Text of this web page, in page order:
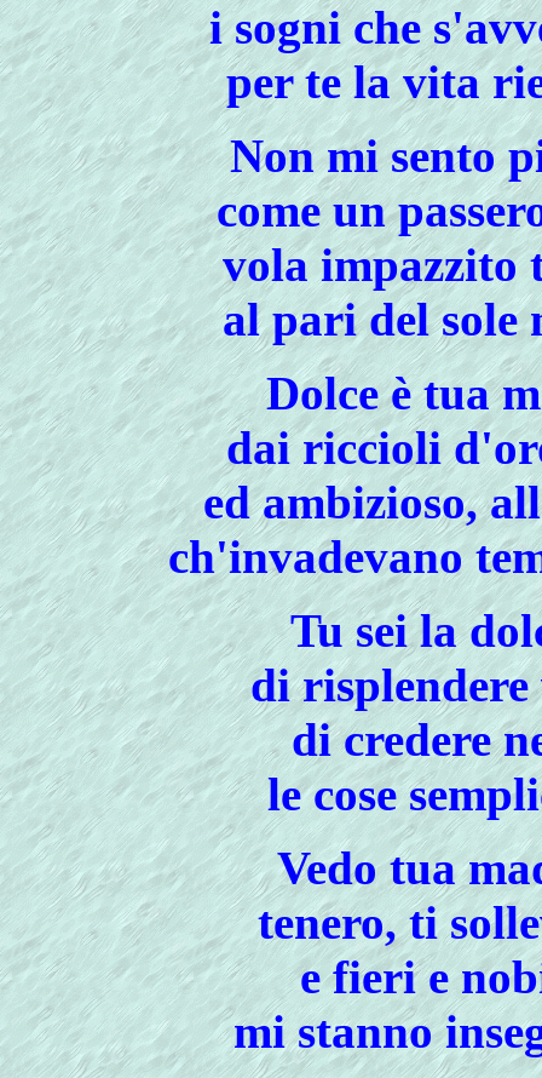
i sogni che
per te la vita
Non mi sento
come un
vola impazzito
al pari del sole
Dolce è tua
dai riccioli
ed ambizioso,
ch'invadevano
Tu sei la
di
di credere
le cose
Vedo tua
tenero, ti
e fieri e
mi stanno